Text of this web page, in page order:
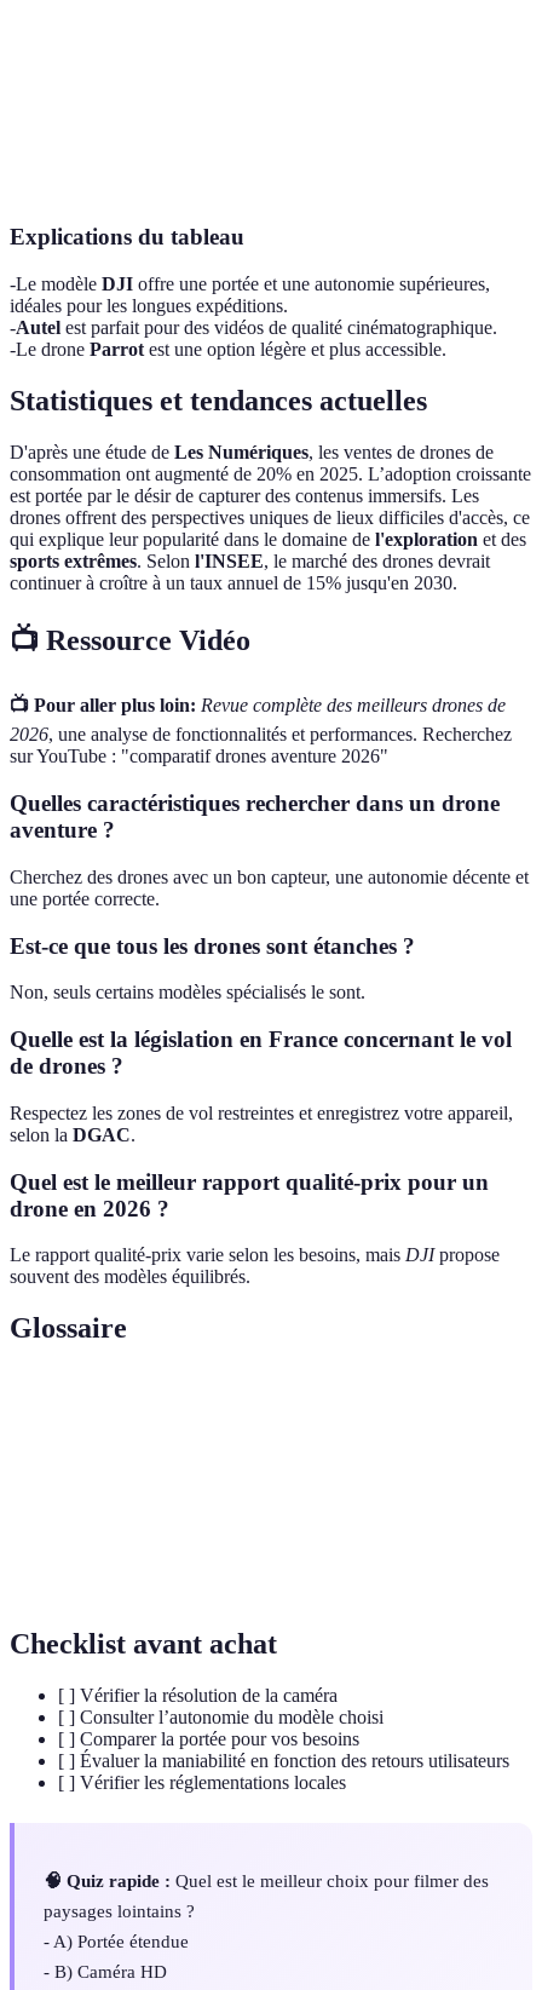
Explications du tableau
-Le modèle DJI offre une portée et une autonomie supérieures,
idéales pour les longues expéditions.
-Autel est parfait pour des vidéos de qualité cinématographique.
-Le drone Parrot est une option légère et plus accessible.
Statistiques et tendances actuelles
D'après une étude de Les Numériques, les ventes de drones de
consommation ont augmenté de 20% en 2025. L’adoption croissante
est portée par le désir de capturer des contenus immersifs. Les
drones offrent des perspectives uniques de lieux difficiles d'accès, ce
qui explique leur popularité dans le domaine de l'exploration et des
sports extrêmes. Selon l'INSEE, le marché des drones devrait
continuer à croître à un taux annuel de 15% jusqu'en 2030.
📺 Ressource Vidéo
📺 Pour aller plus loin: Revue complète des meilleurs drones de
2026, une analyse de fonctionnalités et performances. Recherchez
sur YouTube : "comparatif drones aventure 2026"
Quelles caractéristiques rechercher dans un drone
aventure ?
Cherchez des drones avec un bon capteur, une autonomie décente et
une portée correcte.
Est-ce que tous les drones sont étanches ?
Non, seuls certains modèles spécialisés le sont.
Quelle est la législation en France concernant le vol
de drones ?
Respectez les zones de vol restreintes et enregistrez votre appareil,
selon la DGAC.
Quel est le meilleur rapport qualité-prix pour un
drone en 2026 ?
Le rapport qualité-prix varie selon les besoins, mais DJIpropose
souvent des modèles équilibrés.
Glossaire
Checklist avant achat
[ ] Vérifier la résolution de la caméra
[ ] Consulter l’autonomie du modèle choisi
[ ] Comparer la portée pour vos besoins
[ ] Évaluer la maniabilité en fonction des retours utilisateurs
[ ] Vérifier les réglementations locales
🧠 Quiz rapide : Quel est le meilleur choix pour filmer des
paysages lointains ?
- A) Portée étendue
- B) Caméra HD